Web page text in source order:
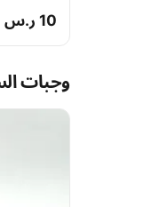
10 ر.س
وجبات